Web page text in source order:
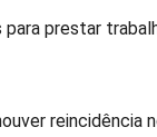
prestar
reincidência